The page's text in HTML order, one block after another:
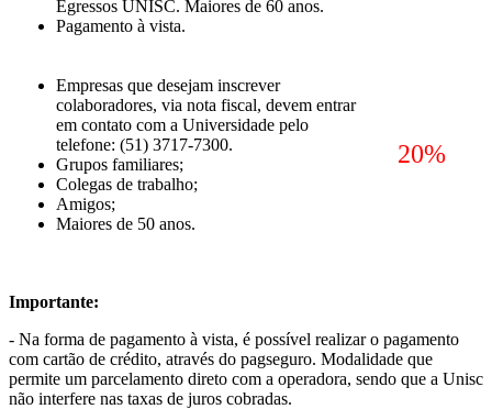
Egressos UNISC. Maiores de 60 anos.
Pagamento à vista.
Empresas que desejam inscrever
colaboradores, via nota fiscal, devem entrar
em contato com a Universidade pelo
telefone: (51) 3717-7300.
Grupos familiares;
Colegas de trabalho;
Amigos;
Maiores de 50 anos.
20%
Importante:
- Na forma de pagamento à vista, é possível realizar o pagamento
com cartão de crédito, através do pagseguro. Modalidade que
permite um parcelamento direto com a operadora, sendo que a Unisc
não interfere nas taxas de juros cobradas.